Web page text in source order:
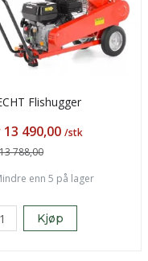
Flishugger
13 490,00 /stk
788,00
enn 5 på lager
Kjøp